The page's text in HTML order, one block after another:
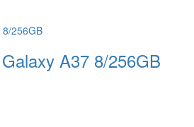
A37 8/256GB